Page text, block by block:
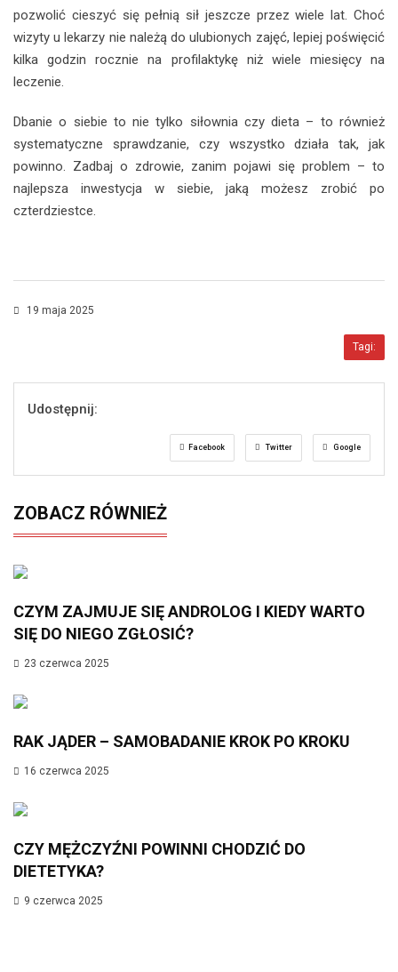
pozwolić cieszyć się pełnią sił jeszcze przez wiele lat. Choć
wizyty u lekarzy nie należą do ulubionych zajęć, lepiej poświęcić
kilka godzin rocznie na profilaktykę niż wiele miesięcy na
leczenie.
Dbanie o siebie to nie tylko siłownia czy dieta – to również
systematyczne sprawdzanie, czy wszystko działa tak, jak
powinno. Zadbaj o zdrowie, zanim pojawi się problem – to
najlepsza inwestycja w siebie, jaką możesz zrobić po
czterdziestce.
19 maja 2025
Tagi:
Udostępnij:
Facebook Twitter Google
ZOBACZ RÓWNIEŻ
CZYM ZAJMUJE SIĘ ANDROLOG I KIEDY WARTO
SIĘ DO NIEGO ZGŁOSIĆ?
23 czerwca 2025
RAK JĄDER – SAMOBADANIE KROK PO KROKU
16 czerwca 2025
CZY MĘŻCZYŹNI POWINNI CHODZIĆ DO
DIETETYKA?
9 czerwca 2025